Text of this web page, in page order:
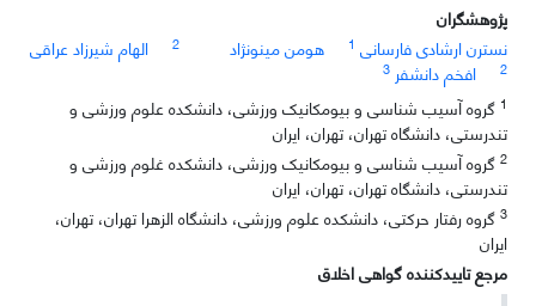
پژوهشگران
نسترن ارشادی فارسانی 1 هومن مینونژاد 2 الهام شیرزاد عراقی
2 افخم دانشفر 3
1 گروه آسیب شناسی و بیومکانیک ورزشی، دانشکده علوم ورزشی و
تندرستی، دانشگاه تهران، تهران، ایران
2 گروه آسیب شناسی و بیومکانیک ورزشی، دانشکده غلوم ورزشی و
تندرستی، دانشگاه تهران، تهران، ایران
3 گروه رفتار حرکتی، دانشکده علوم ورزشی، دانشگاه الزهرا تهران، تهران،
ایران
مرجع تاییدکننده گواهی اخلاق